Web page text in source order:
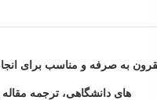
به صرفه و مناسب برای انجام
های دانشگاهی، ترجمه مقاله